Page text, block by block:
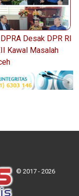
Desak DPR RI
Kawal Masalah
© 2017 - 2026